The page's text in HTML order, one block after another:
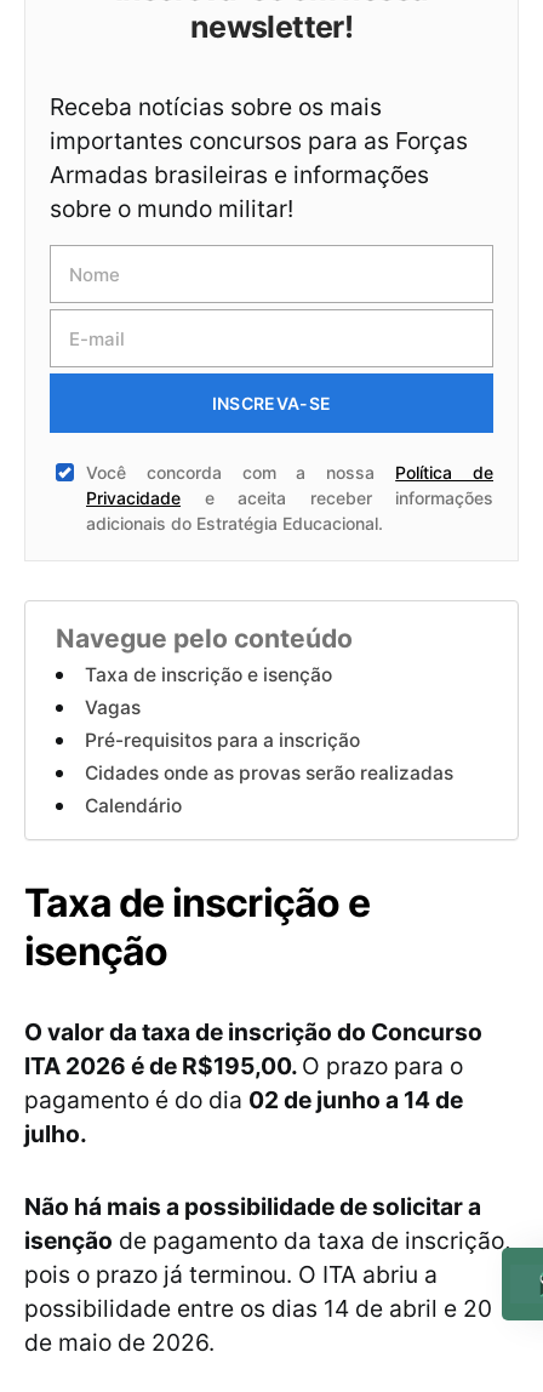
newsletter!
Receba notícias sobre os mais
importantes concursos para as Forças
Armadas brasileiras e informações
sobre o mundo militar!
INSCREVA-SE
Você concorda com a nossa Política de
Privacidade e aceita receber informações
adicionais do Estratégia Educacional.
Navegue pelo conteúdo
Taxa de inscrição e isenção
Vagas
Pré-requisitos para a inscrição
Cidades onde as provas serão realizadas
Calendário
Taxa de inscrição e
isenção
O valor da taxa de inscrição do Concurso
ITA 2026 é de R$195,00. O prazo para o
pagamento é do dia 02 de junho a 14 de
julho.
Não há mais a possibilidade de solicitar a
isenção de pagamento da taxa de inscrição,
pois o prazo já terminou. O ITA abriu a
possibilidade entre os dias 14 de abril e 20
de maio de 2026.